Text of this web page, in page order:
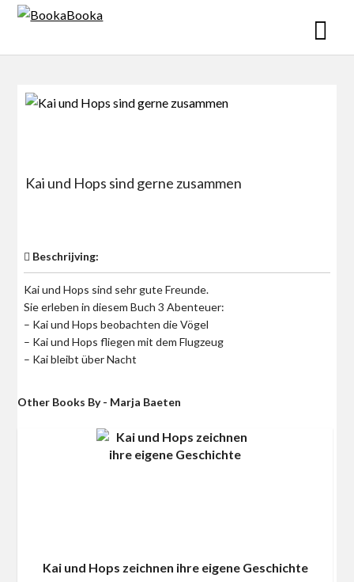
Skip
Kai und Hops sind gerne zusammen
Beschrijving:
Kai und Hops sind sehr gute Freunde.
Sie erleben in diesem Buch 3 Abenteuer:
– Kai und Hops beobachten die Vögel
– Kai und Hops fliegen mit dem Flugzeug
– Kai bleibt über Nacht
Other Books By - Marja Baeten
Kai und Hops zeichnen ihre eigene Geschichte